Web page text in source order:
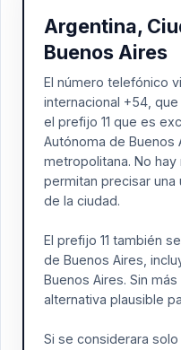
Argentina,
Buenos Aires
El número telefónico
internacional +54,
el prefijo 11 que es
Autónoma de Buenos
metropolitana. No
permitan precisar
de la ciudad.
El prefijo 11 también
de Buenos Aires,
Buenos Aires. Sin
alternativa plausible
Si se considerara